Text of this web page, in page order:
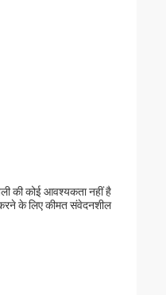
की कोई आवश्यकता नहीं है
के लिए कीमत संवेदनशील